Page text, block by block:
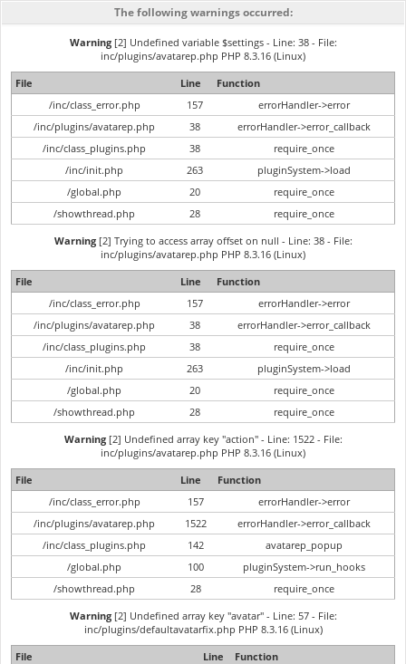
The following warnings occurred:
Warning[2] Undefined variable $settings - Line: 38 - File:
inc/plugins/avatarep.php PHP 8.3.16 (Linux)
File
Line
Function
/inc/class_error.php
157
errorHandler->error
/inc/plugins/avatarep.php
38
errorHandler->error_callback
/inc/class_plugins.php
38
require_once
/inc/init.php
263
pluginSystem->load
/global.php
20
require_once
/showthread.php
28
require_once
Warning[2] Trying to access array offset on null - Line: 38 - File:
inc/plugins/avatarep.php PHP 8.3.16 (Linux)
File
Line
Function
/inc/class_error.php
157
errorHandler->error
/inc/plugins/avatarep.php
38
errorHandler->error_callback
/inc/class_plugins.php
38
require_once
/inc/init.php
263
pluginSystem->load
/global.php
20
require_once
/showthread.php
28
require_once
Warning[2] Undefined array key "action" - Line: 1522 - File:
inc/plugins/avatarep.php PHP 8.3.16 (Linux)
File
Line
Function
/inc/class_error.php
157
errorHandler->error
/inc/plugins/avatarep.php
1522
errorHandler->error_callback
/inc/class_plugins.php
142
avatarep_popup
/global.php
100
pluginSystem->run_hooks
/showthread.php
28
require_once
Warning[2] Undefined array key "avatar" - Line: 57 - File:
inc/plugins/defaultavatarfix.php PHP 8.3.16 (Linux)
File
Line
Function